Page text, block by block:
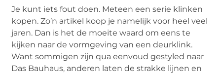
Je kunt iets fout doen. Meteen een serie klinken
kopen. Zo’n artikel koop je namelijk voor heel veel
jaren. Dan is het de moeite waard om eens te
kijken naar de vormgeving van een deurklink.
Want sommigen zijn qua eenvoud gestyled naar
Das Bauhaus, anderen laten de strakke lijnen en